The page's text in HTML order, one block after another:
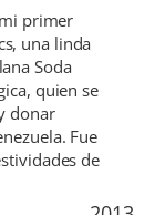
mi primer
una linda
Soda
quien se
donar
Fue
de